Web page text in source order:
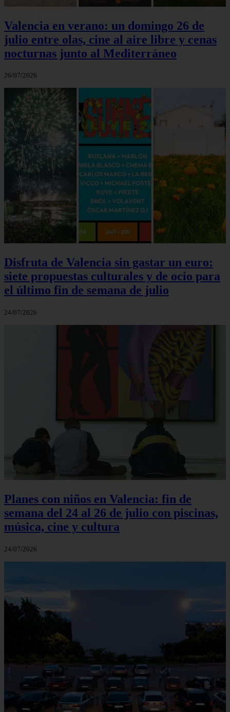
Valencia en verano: un domingo 26 de
julio entre olas, cine al aire libre y cenas
nocturnas junto al Mediterráneo
26/07/2026
Disfruta de Valencia sin gastar un euro:
siete propuestas culturales y de ocio para
el último fin de semana de julio
24/07/2026
Planes con niños en Valencia: fin de
semana del 24 al 26 de julio con piscinas,
música, cine y cultura
24/07/2026